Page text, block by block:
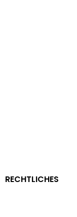
RECHTLICHES